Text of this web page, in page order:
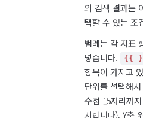
의 검색 결과는
택할 수 있는 조
범례는 각 지표
넣습니다.
{{
항목이 가지고
단위를 선택해
수점 15자리까
시합니다). Y축